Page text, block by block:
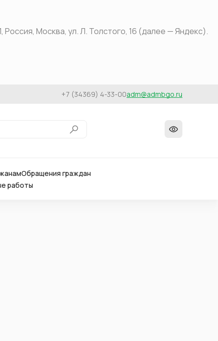
Москва, ул. Л. Толстого, 16 (далее — Яндекс).
+7 (34369) 4-33-00adm@admbgo.ru
Обращения граждан
работы